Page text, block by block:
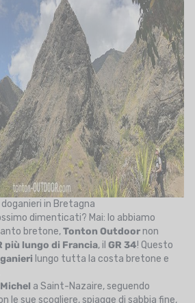
in Bretagna
dimenticati? Mai: lo abbiamo
bretone,Tonton Outdoor non
più lungo di Francia, il GR 34! Questo
lungo tutta la costa bretone e
a Saint-Nazaire, seguendo
le sue scogliere, spiagge di sabbia fine,